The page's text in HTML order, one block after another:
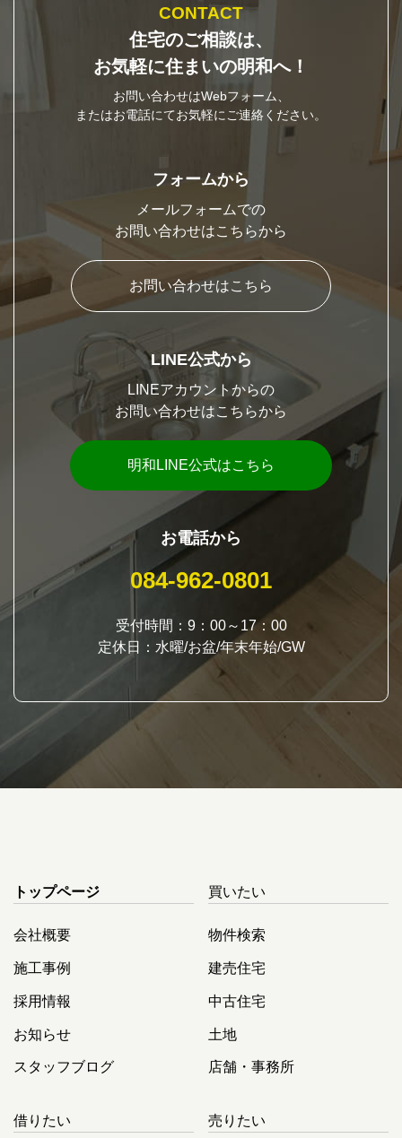
CONTACT
住宅のご相談は、
お気軽に住まいの明和へ！
お問い合わせはWebフォーム、
またはお電話にてお気軽にご連絡ください。
フォームから
メールフォームでの
お問い合わせはこちらから
お問い合わせはこちら
LINE公式から
LINEアカウントからの
お問い合わせはこちらから
明和LINE公式はこちら
お電話から
084-962-0801
受付時間：9：00～17：00
定休日：水曜/お盆/年末年始/GW
トップページ
会社概要
施工事例
採用情報
お知らせ
スタッフブログ
買いたい
物件検索
建売住宅
中古住宅
土地
店舗・事務所
借りたい 売りたい